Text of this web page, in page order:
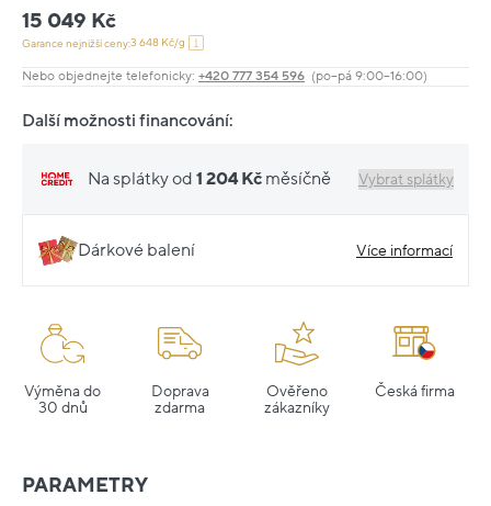
15 049 Kč
Garance nejnižší ceny:3 648 Kč/g
Nebo objednejte telefonicky: +420 777 354 596 (po–pá 9:00–16:00)
Další možnosti financování:
Na splátky od 1 204 Kč měsíčně Vybrat splátky
Dárkové balení Více informací
Výměna do
30 dnů
Doprava
zdarma
Ověřeno
zákazníky
Česká firma
PARAMETRY